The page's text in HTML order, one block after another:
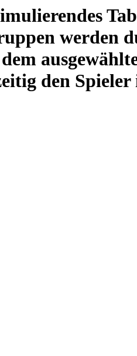
werden
den Spieler